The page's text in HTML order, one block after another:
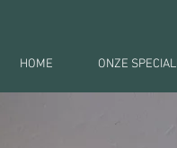
HOME ONZE